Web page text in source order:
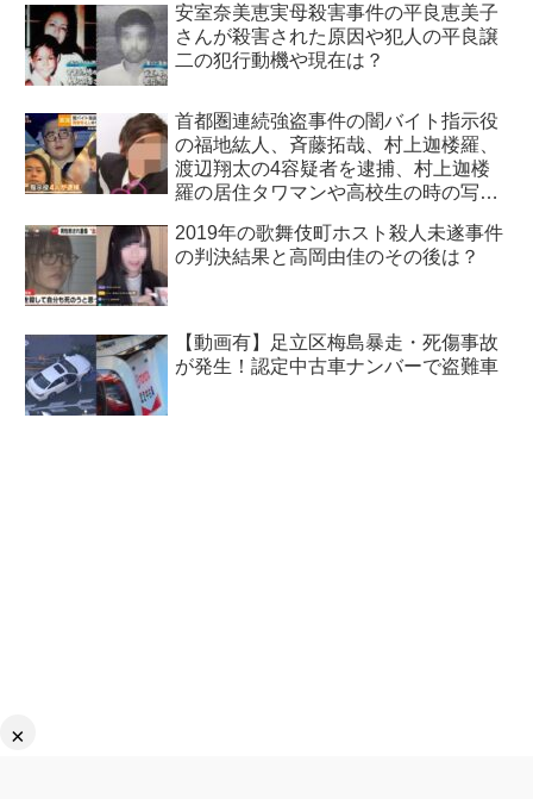
×
安室奈美恵実母殺害事件の平良恵美子
さんが殺害された原因や犯人の平良譲
二の犯行動機や現在は？
首都圏連続強盗事件の闇バイト指示役
の福地紘人、斉藤拓哉、村上迦楼羅、
渡辺翔太の4容疑者を逮捕、村上迦楼
羅の居住タワマンや高校生の時の写真
2019年の歌舞伎町ホスト殺人未遂事件
の判決結果と高岡由佳のその後は？
【動画有】足立区梅島暴走・死傷事故
が発生！認定中古車ナンバーで盗難車